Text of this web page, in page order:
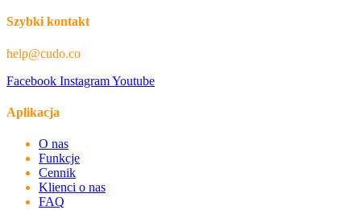
Szybki kontakt
help@cudo.co
Facebook InstagramYoutube
Aplikacja
O nas
Funkcje
Cennik
Klienci o nas
FAQ